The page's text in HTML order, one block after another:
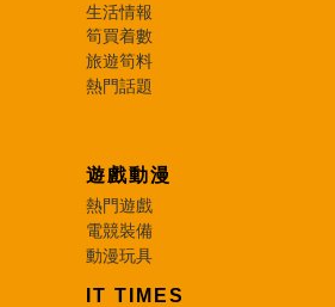
生活情報
筍買着數
旅遊筍料
熱門話題
遊戲動漫
熱門遊戲
電競裝備
動漫玩具
IT TIMES